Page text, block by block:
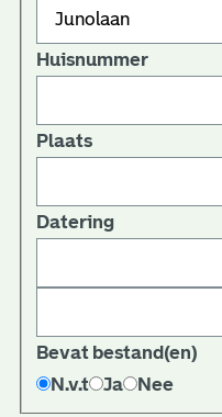
Huisnummer
Plaats
Datering
Bevat bestand(en)
N.v.t
Ja Nee